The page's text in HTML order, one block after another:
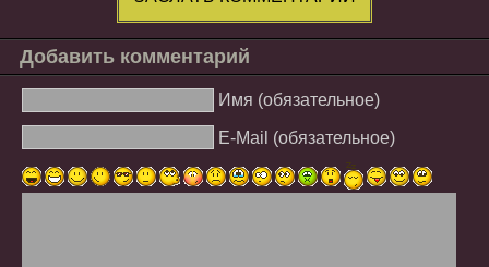
Добавить комментарий
Имя (обязательное)
E-Mail (обязательное)